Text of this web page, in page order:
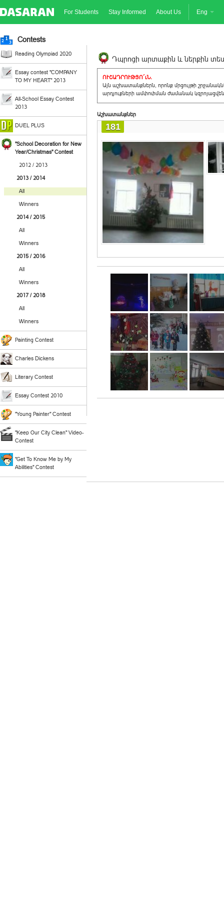
For Students Stay Informed About Us Eng
Contests
Reading Olympiad 2020
Essay contest "COMPANY
TO MY HEART" 2013
All-School Essay Contest
2013
DUEL PLUS
"School Decoration for New
Year/Christmas" Contest
2012 / 2013
2013 / 2014
All
Winners
2014 / 2015
All
Winners
2015 / 2016
All
Winners
2017 / 2018
All
Winners
Painting Contest
Charles Dickens
Literary Contest
Essay Contest 2010
"Young Painter" Contest
"Keep Our City Clean" Video-
Contest
"Get To Know Me by My
Abilities" Contest
Դպրոցի արտաքին և ներքին
ՈՒՇԱԴՐՈՒԹՅՈ´ւՆ.
Այն աշխատանքներն, որոնք մրցույթի
արդյուքների ամփոփման ժամանակ
Աշխատանքներ
181